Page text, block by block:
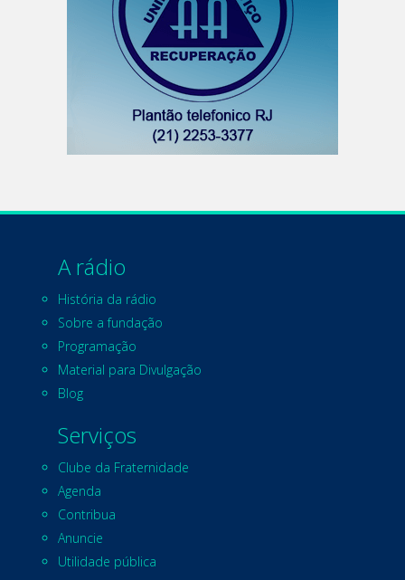
A rádio
História da rádio
Sobre a fundação
Programação
Material para Divulgação
Blog
Serviços
Clube da Fraternidade
Agenda
Contribua
Anuncie
Utilidade pública